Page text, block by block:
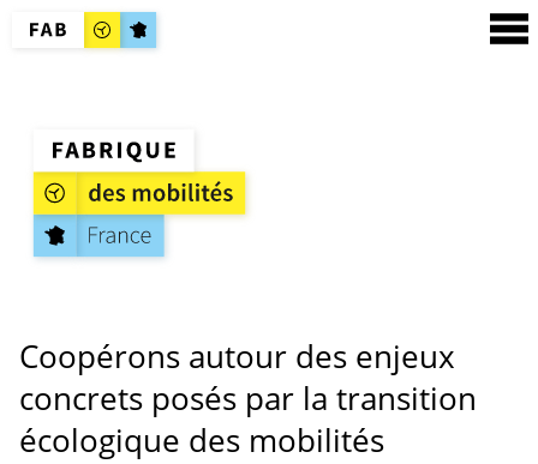
Coopérons autour des enjeux
concrets posés par la transition
écologique des mobilités